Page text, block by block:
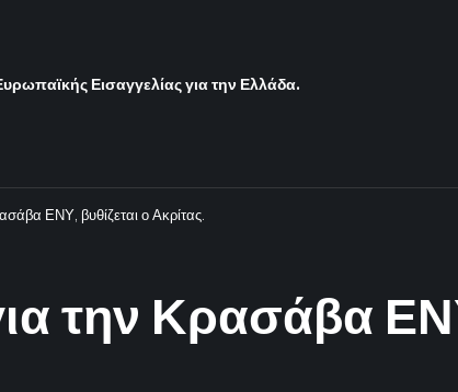
Εισαγγελίας για την Ελλάδα.
ΕΝΥ, βυθίζεται ο Ακρίτας.
την Κρασάβα